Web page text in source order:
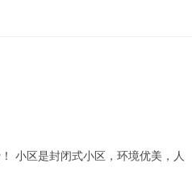
小区是封闭式小区，环境优美，人